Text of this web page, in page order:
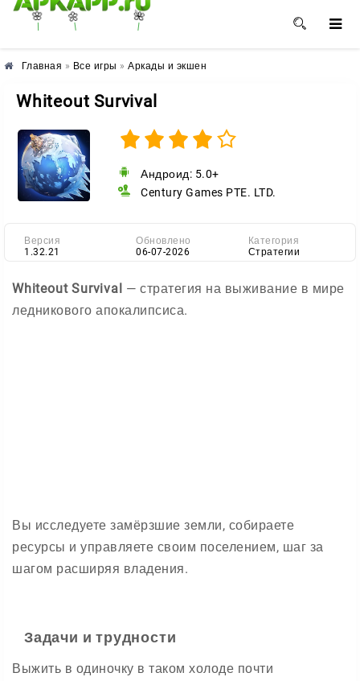
🌸 🌼 🌺
Главная » Все игры » Аркады и экшен
Whiteout Survival
Андроид: 5.0+
Century Games PTE. LTD.
Версия
1.32.21
Обновлено
06-07-2026
Категория
Стратегии
Whiteout Survival — стратегия на выживание в мире
ледникового апокалипсиса.
Вы исследуете замёрзшие земли, собираете
ресурсы и управляете своим поселением, шаг за
шагом расширяя владения.
Задачи и трудности
Выжить в одиночку в таком холоде почти